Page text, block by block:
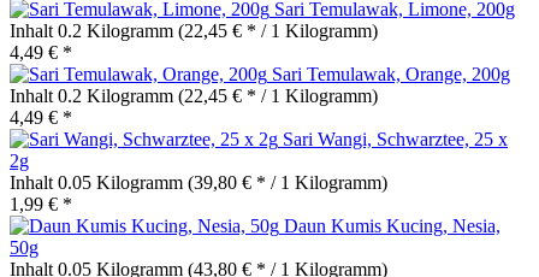
Sari Temulawak, Limone, 200g
Inhalt 0.2 Kilogramm (22,45 € * / 1 Kilogramm)
4,49 € *
Sari Temulawak, Orange, 200g
Inhalt 0.2 Kilogramm (22,45 € * / 1 Kilogramm)
4,49 € *
Sari Wangi, Schwarztee, 25 x
2g
Inhalt 0.05 Kilogramm (39,80 € * / 1 Kilogramm)
1,99 € *
Daun Kumis Kucing, Nesia,
50g
Inhalt 0.05 Kilogramm (43,80 € * / 1 Kilogramm)